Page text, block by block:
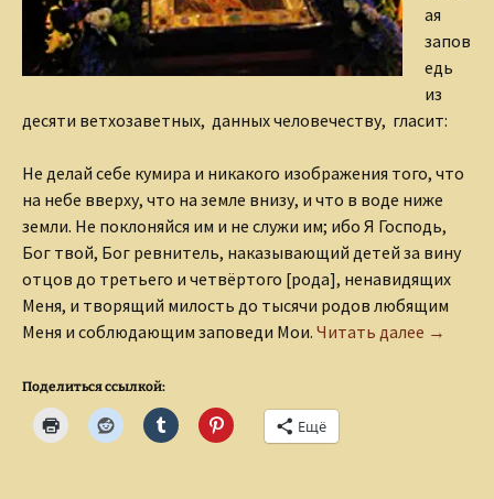
ая
запов
едь
из
десяти ветхозаветных, данных человечеству, гласит:
Не делай себе кумира и никакого изображения того, что
на небе вверху, что на земле внизу, и что в воде ниже
земли. Не поклоняйся им и не служи им; ибо Я Господь,
Бог твой, Бог ревнитель, наказывающий детей за вину
отцов до третьего и четвёртого [рода], ненавидящих
Меня, и творящий милость до тысячи родов любящим
Меня и соблюдающим заповеди Мои. Читать далее →
Поделиться ссылкой:
Ещё